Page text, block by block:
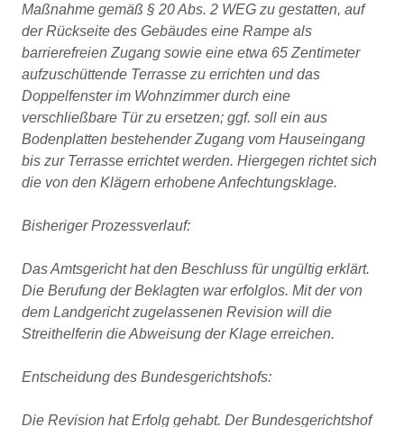
Maßnahme gemäß § 20 Abs. 2 WEG zu gestatten, auf
der Rückseite des Gebäudes eine Rampe als
barrierefreien Zugang sowie eine etwa 65 Zentimeter
aufzuschüttende Terrasse zu errichten und das
Doppelfenster im Wohnzimmer durch eine
verschließbare Tür zu ersetzen; ggf. soll ein aus
Bodenplatten bestehender Zugang vom Hauseingang
bis zur Terrasse errichtet werden. Hiergegen richtet sich
die von den Klägern erhobene Anfechtungsklage.
Bisheriger Prozessverlauf:
Das Amtsgericht hat den Beschluss für ungültig erklärt.
Die Berufung der Beklagten war erfolglos. Mit der von
dem Landgericht zugelassenen Revision will die
Streithelferin die Abweisung der Klage erreichen.
Entscheidung des Bundesgerichtshofs:
Die Revision hat Erfolg gehabt. Der Bundesgerichtshof